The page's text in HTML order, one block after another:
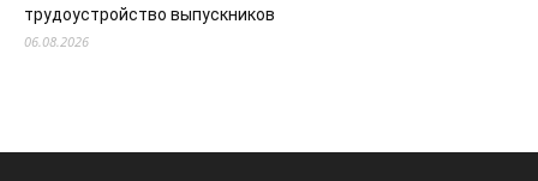
трудоустройство выпускников
06.08.2026